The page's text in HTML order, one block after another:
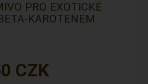
PRO EXOTICKÉ
KAROTENEM
CZK